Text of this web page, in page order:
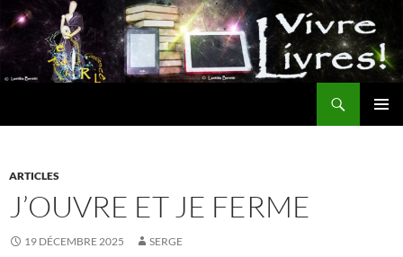
Aller
au
contenu
ARTICLES
J’OUVRE ET JE FERME
19 DÉCEMBRE 2025 SERGE